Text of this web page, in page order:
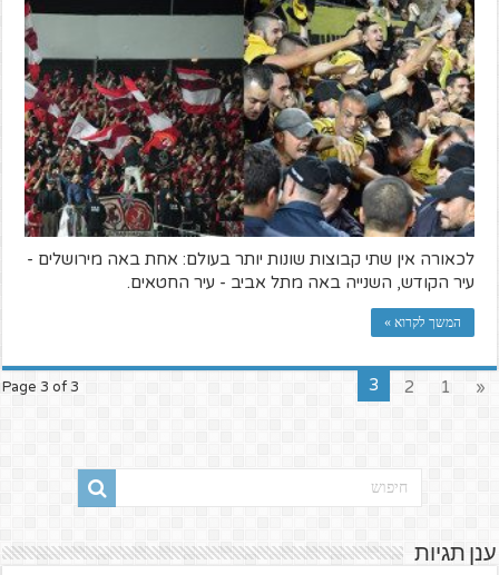
לכאורה אין שתי קבוצות שונות יותר בעולם: אחת באה מירושלים -
עיר הקודש, השנייה באה מתל אביב - עיר החטאים.
המשך לקרוא »
Page 3 of 3 «
1
2
3
ענן תגיות